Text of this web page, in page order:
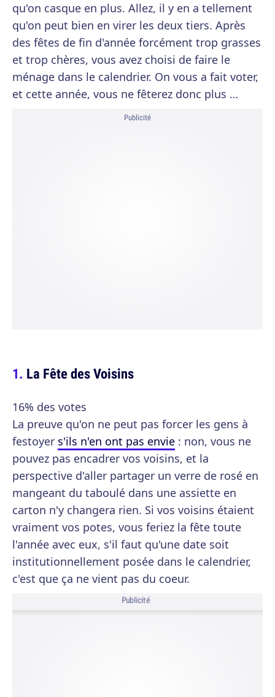
qu'on casque en plus. Allez, il y en a tellement
qu'on peut bien en virer les deux tiers. Après
des fêtes de fin d'année forcément trop grasses
et trop chères, vous avez choisi de faire le
ménage dans le calendrier. On vous a fait voter,
et cette année, vous ne fêterez donc plus …
Publicité
La Fête des Voisins
16% des votes
La preuve qu'on ne peut pas forcer les gens à
festoyer s'ils n'en ont pas envie : non, vous ne
pouvez pas encadrer vos voisins, et la
perspective d'aller partager un verre de rosé en
mangeant du taboulé dans une assiette en
carton n'y changera rien. Si vos voisins étaient
vraiment vos potes, vous feriez la fête toute
l'année avec eux, s'il faut qu'une date soit
institutionnellement posée dans le calendrier,
c'est que ça ne vient pas du coeur.
Publicité